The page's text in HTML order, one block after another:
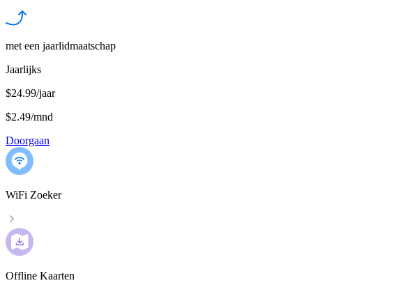
met een jaarlidmaatschap
Jaarlijks
$24.99/jaar
$2.49/mnd
Doorgaan
WiFi Zoeker
Offline Kaarten